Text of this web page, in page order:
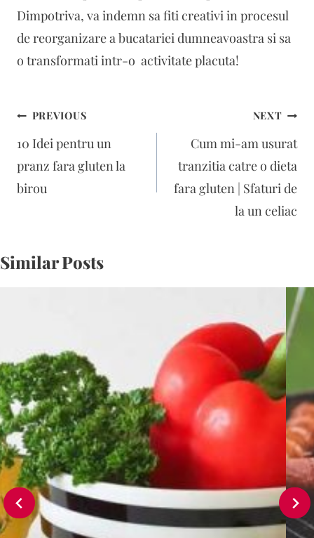
Dimpotriva, va indemn sa fiti creativi in procesul
de reorganizare a bucatariei dumneavoastra si sa
o transformati intr-o activitate placuta!
Navigare
în
articole
PREVIOUS
10 Idei pentru un
pranz fara gluten la
birou
NEXT
Cum mi-am usurat
tranzitia catre o dieta
fara gluten | Sfaturi de
la un celiac
Similar Posts